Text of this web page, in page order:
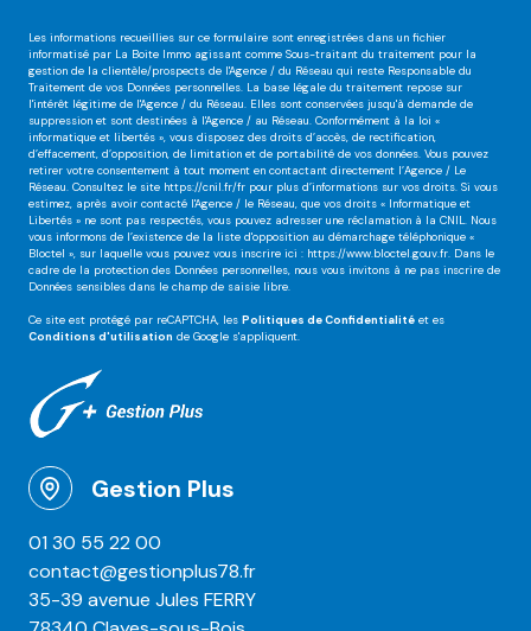
Les informations recueillies sur ce formulaire sont enregistrées dans un fichier
informatisé par La Boite Immo agissant comme Sous-traitant du traitement pour la
gestion de la clientèle/prospects de l'Agence / du Réseau qui reste Responsable du
Traitement de vos Données personnelles. La base légale du traitement repose sur
l'intérêt légitime de l'Agence / du Réseau. Elles sont conservées jusqu'à demande de
suppression et sont destinées à l'Agence / au Réseau. Conformément à la loi «
informatique et libertés », vous disposez des droits d’accès, de rectification,
d’effacement, d’opposition, de limitation et de portabilité de vos données. Vous pouvez
retirer votre consentement à tout moment en contactant directement l’Agence / Le
Réseau. Consultez le site https://cnil.fr/fr pour plus d’informations sur vos droits. Si vous
estimez, après avoir contacté l'Agence / le Réseau, que vos droits « Informatique et
Libertés » ne sont pas respectés, vous pouvez adresser une réclamation à la CNIL. Nous
vous informons de l’existence de la liste d'opposition au démarchage téléphonique «
Bloctel », sur laquelle vous pouvez vous inscrire ici : https://www.bloctel.gouv.fr. Dans le
cadre de la protection des Données personnelles, nous vous invitons à ne pas inscrire de
Données sensibles dans le champ de saisie libre.
Ce site est protégé par reCAPTCHA, les Politiques de Confidentialité et es
Conditions d'utilisation de Google s'appliquent.
Gestion Plus
01 30 55 22 00
contact@gestionplus78.fr
35-39 avenue Jules FERRY